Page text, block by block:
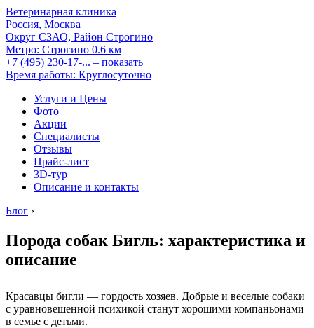
Ветеринарная клиника
Россия, Москва
Округ СЗАО, Район Строгино
Метро: Строгино 0.6 км
+7 (495) 230-17-... – показать
Время работы: Круглосуточно
Услуги и Цены
Фото
Акции
Специалисты
Отзывы
Прайс-лист
3D-тур
Описание и контакты
Блог ›
Порода собак Бигль: характеристика и
описание
Красавцы бигли — гордость хозяев. Добрые и веселые собаки
с уравновешенной психикой станут хорошими компаньонами
в семье с детьми.